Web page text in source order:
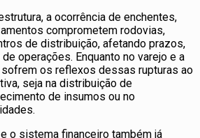
a ocorrência de enchentes,
comprometem rodovias,
de distribuição, afetando prazos,
operações. Enquanto no varejo e a
os reflexos dessas rupturas ao
seja na distribuição de
de insumos ou no
o sistema financeiro também já